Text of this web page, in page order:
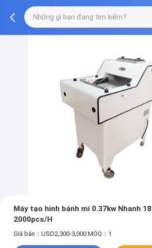
Máy tạo hình bánh mì 0.37kw Nhanh
2000pcs/H
Giá bán：USD2,300-3,000 MOQ：1